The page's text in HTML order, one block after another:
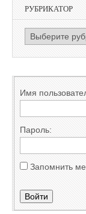
РУБРИКАТОР
РУБРИКАТОР
Имя
Пароль:
Запомнить
Войти